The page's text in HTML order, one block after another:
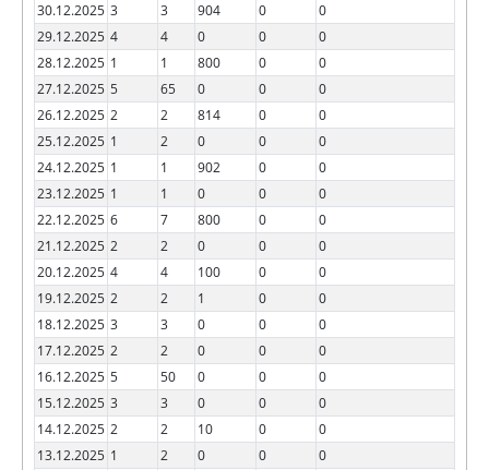
30.12.2025 3 3 904 0
0
29.12.2025 4 4 0 0
0
28.12.2025 1 1 800 0
0
27.12.2025 5 65 0 0
0
26.12.2025 2 2 814 0
0
25.12.2025 1 2 0 0
0
24.12.2025 1 1 902 0
0
23.12.2025 1 1 0 0
0
22.12.2025 6 7 800 0
0
21.12.2025 2 2 0 0
0
20.12.2025 4 4 100 0
0
19.12.2025 2 2 1 0
0
18.12.2025 3 3 0 0
0
17.12.2025 2 2 0 0
0
16.12.2025 5 50 0 0
0
15.12.2025 3 3 0 0
0
14.12.2025 2 2 10 0
0
13.12.2025 1 2 0 0 0